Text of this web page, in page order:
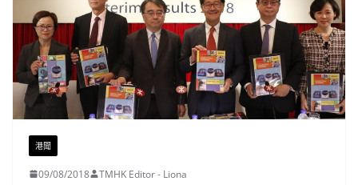
港聞
09/08/2018 TMHK Editor - Liona